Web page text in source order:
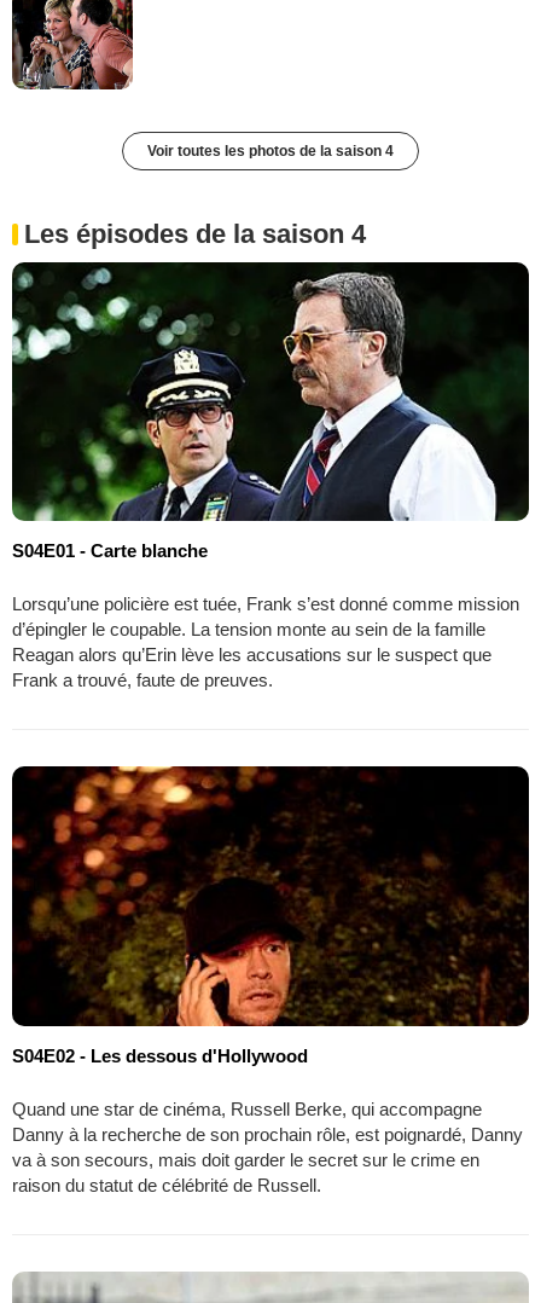
Voir toutes les photos de la saison 4
Les épisodes de la saison 4
S04E01 - Carte blanche
Lorsqu’une policière est tuée, Frank s’est donné comme mission
d’épingler le coupable. La tension monte au sein de la famille
Reagan alors qu’Erin lève les accusations sur le suspect que
Frank a trouvé, faute de preuves.
S04E02 - Les dessous d'Hollywood
Quand une star de cinéma, Russell Berke, qui accompagne
Danny à la recherche de son prochain rôle, est poignardé, Danny
va à son secours, mais doit garder le secret sur le crime en
raison du statut de célébrité de Russell.